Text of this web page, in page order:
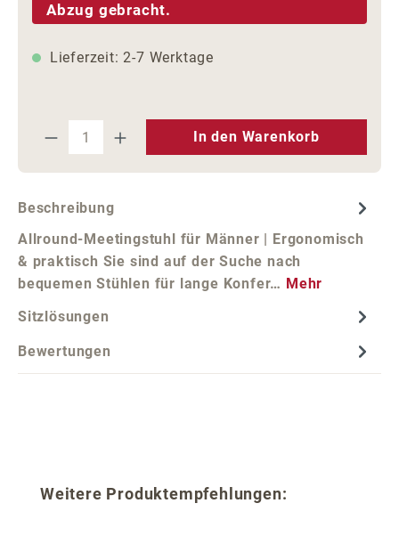
Abzug gebracht.
Lieferzeit: 2-7 Werktage
Produkt Anzahl: Gib den
In den Warenkorb
Beschreibung
Allround-Meetingstuhl für Männer | Ergonomisch
& praktisch Sie sind auf der Suche nach
bequemen Stühlen für lange Konfer… Mehr
Sitzlösungen
Bewertungen
Produktgalerie überspringen
Weitere Produktempfehlungen: